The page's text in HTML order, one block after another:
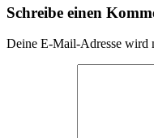
Schreibe einen
Deine E-Mail-Adresse wird